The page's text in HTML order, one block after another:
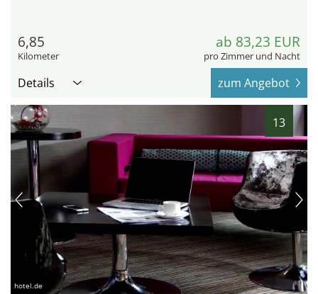
6,85
Kilometer
ab 83,23 EUR
pro Zimmer und Nacht
Details zum Angebot
13
hotel.de